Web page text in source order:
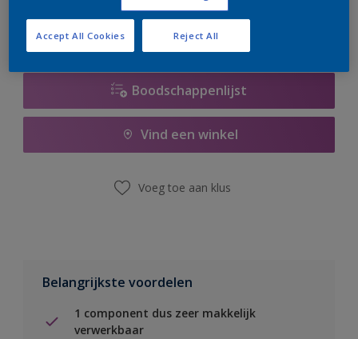
Boodschappenlijst
Vind een winkel
Voeg toe aan klus
Belangrijkste voordelen
1 component dus zeer makkelijk
verwerkbaar
Reject All
Accept All Cookies